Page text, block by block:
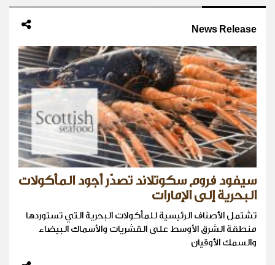
News Release
سيفود فروم سكوتلاند تصدّر أجود المأكولات
البحرية إلى الإمارات
تشتمل الأصناف الرئيسية للمأكولات البحرية التي تستوردها
منطقة الشرق الأوسط على القشريات والأسماك البيضاء
والسمك الأوقيان